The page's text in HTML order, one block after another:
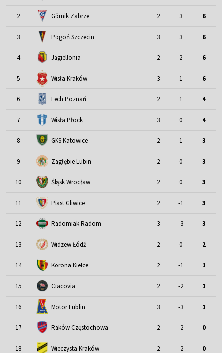
2 Górnik Zabrze 2 3 6
3 Pogoń Szczecin 3 3 6
4 Jagiellonia 2 2 6
5 Wisła Kraków 3 1 6
6 Lech Poznań 2 1 4
7 Wisła Płock 3 0 4
8 GKS Katowice 2 1 3
9 Zagłębie Lubin 2 0 3
10 Śląsk Wrocław 2 0 3
11 Piast Gliwice 2 -1 3
12 Radomiak Radom 3 -3 3
13 Widzew Łódź 2 0 2
14 Korona Kielce 2 -1 1
15 Cracovia 2 -2 1
16 Motor Lublin 3 -3 1
17 Raków Częstochowa 2 -2 0
18 Wieczysta Kraków 2 -2 0